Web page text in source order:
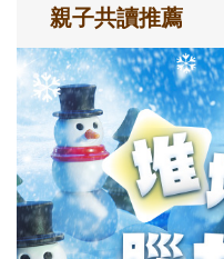
親子共讀推薦
最新活動